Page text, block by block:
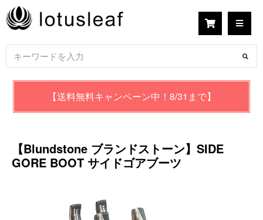
【送料無料キャンペーン中！8/31まで】
【Blundstone ブランドストーン】SIDE
GORE BOOT サイドゴアブーツ